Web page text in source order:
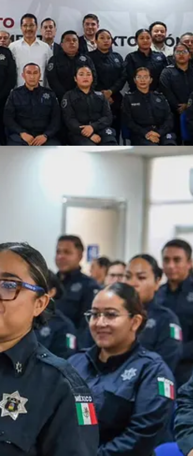
la elaboración de un diagnóstico integral sobre la
de este delito.
y justicia sobre la nueva Ley General en Materia de
con el propósito de continuar fortaleciendo las
Combate a la Impunidad en Quintana Roo,
Cancún, Carlos Tiburcio Martínez Martínez; así como